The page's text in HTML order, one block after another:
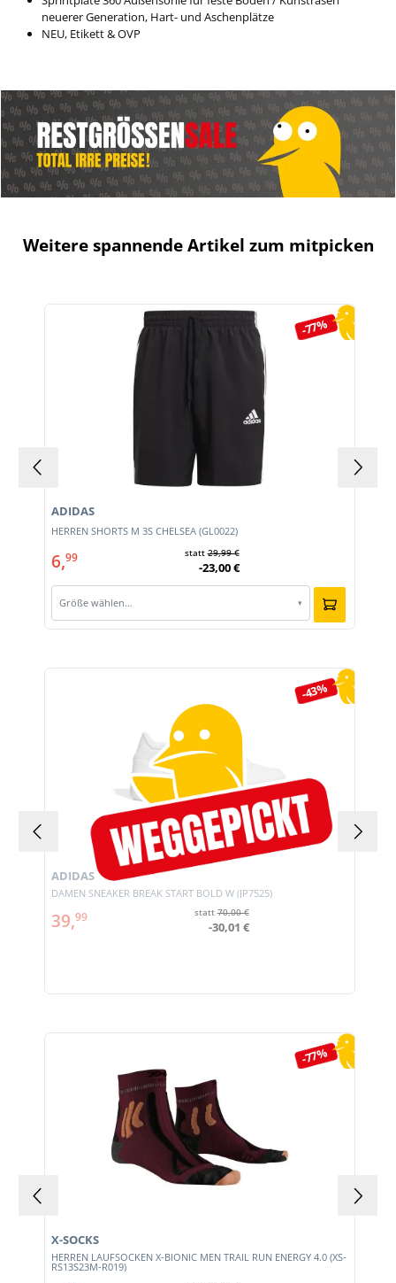
neuerer Generation, Hart- und Aschenplätze
NEU, Etikett & OVP
Weitere spannende Artikel zum mitpicken
Produktgalerie überspringen
-77%
HERREN SHORTS M 3S CHELSEA (GL0022)
ADIDAS
6,99 statt29,99 €
-23,00 €
Größe wählen… ▾
-43%
DAMEN SNEAKER BREAK START BOLD W (JP7525)
ADIDAS
39,99 statt70,00 €
-30,01 €
-77%
HERREN LAUFSOCKEN X-BIONIC MEN TRAIL RUN ENERGY 4.0 (XS-
RS13S23M-R019)
X-SOCKS